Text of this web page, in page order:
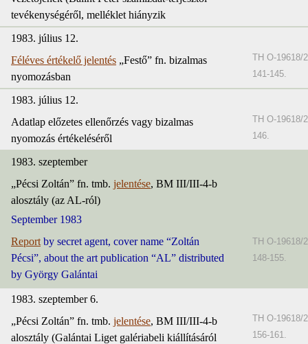
tevékenységéről, melléklet hiányzik
1983. július 12.
Féléves értékelő jelentés „Festő” fn. bizalmas
nyomozásban
TH O-19618/2
141-145.
1983. július 12.
Adatlap előzetes ellenőrzés vagy bizalmas
nyomozás értékeléséről
TH O-19618/2
146.
1983. szeptember
„Pécsi Zoltán” fn. tmb. jelentése, BM III/III-4-b
alosztály (az AL-ról)
September 1983
Report by secret agent, cover name “Zoltán
Pécsi”, about the art publication “AL” distributed
by György Galántai
TH O-19618/2
148-155.
1983. szeptember 6.
„Pécsi Zoltán” fn. tmb. jelentése, BM III/III-4-b
alosztály (Galántai Liget galériabeli kiállításáról
TH O-19618/2
156-161.